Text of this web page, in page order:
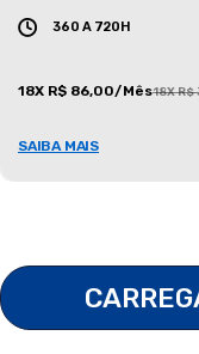
360 A 720H
18X R$ 86,00/Mês18X R$
SAIBA MAIS